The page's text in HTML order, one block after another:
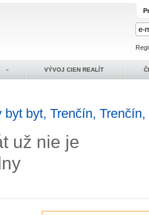
VÝVOJ CIEN REALÍT
byt byt, Trenčín,
už nie je